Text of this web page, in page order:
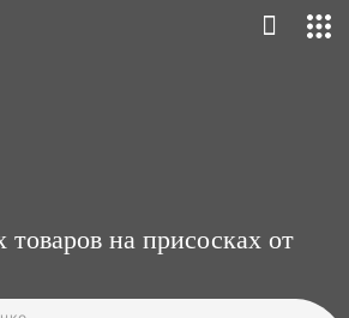
товаров на присосках от